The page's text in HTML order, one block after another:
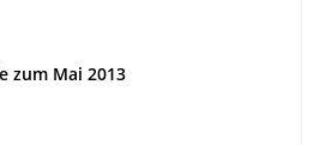
zum Mai 2013